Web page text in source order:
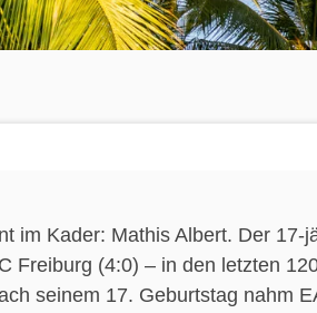
im Kader: Mathis Albert. Der 17-
Freiburg (4:0) – in den letzten
seinem 17. Geburtstag nahm